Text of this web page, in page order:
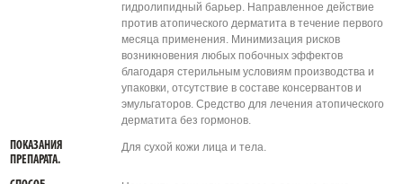
гидролипидный барьер. Направленное действие
против атопического дерматита в течение первого
месяца применения. Минимизация рисков
возникновения любых побочных эффектов
благодаря стерильным условиям производства и
упаковки, отсутствие в составе консервантов и
эмульгаторов. Средство для лечения атопического
дерматита без гормонов.
ПОКАЗАНИЯ
ПРЕПАРАТА.
Для сухой кожи лица и тела.